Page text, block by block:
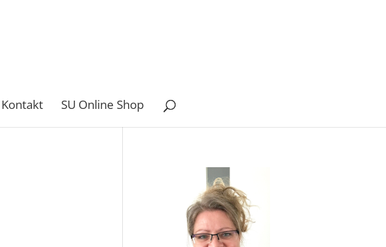
Kontakt SU Online Shop